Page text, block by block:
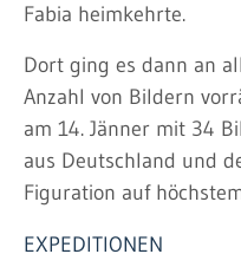
Fabia heimkehrte.
Dort ging es dann an
Anzahl von Bildern
am 14. Jänner mit 34
aus Deutschland und
Figuration auf
EXPEDITIONEN